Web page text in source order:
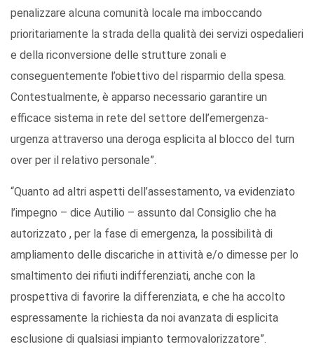
penalizzare alcuna comunità locale ma imboccando
prioritariamente la strada della qualità dei servizi ospedalieri
e della riconversione delle strutture zonali e
conseguentemente l’obiettivo del risparmio della spesa.
Contestualmente, è apparso necessario garantire un
efficace sistema in rete del settore dell’emergenza-
urgenza attraverso una deroga esplicita al blocco del turn
over per il relativo personale”.
“Quanto ad altri aspetti dell’assestamento, va evidenziato
l’impegno – dice Autilio – assunto dal Consiglio che ha
autorizzato , per la fase di emergenza, la possibilità di
ampliamento delle discariche in attività e/o dimesse per lo
smaltimento dei rifiuti indifferenziati, anche con la
prospettiva di favorire la differenziata, e che ha accolto
espressamente la richiesta da noi avanzata di esplicita
esclusione di qualsiasi impianto termovalorizzatore”.